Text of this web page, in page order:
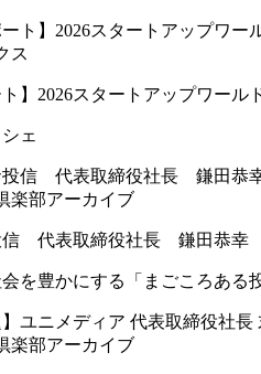
ス
ト】2026スタートアップワール
ェ
楽部アーカイブ
信 代表取締役社長 鎌田恭幸
を豊かにする「まごころある
楽部アーカイブ